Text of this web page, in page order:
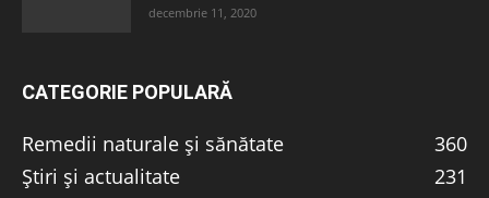
decembrie 11, 2020
CATEGORIE POPULARĂ
Remedii naturale și sănătate
360
Știri și actualitate
231